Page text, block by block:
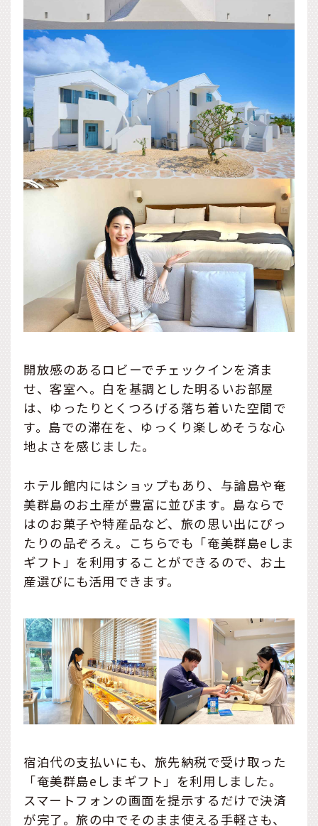
開放感のあるロビーでチェックインを済ま
せ、客室へ。白を基調とした明るいお部屋
は、ゆったりとくつろげる落ち着いた空間で
す。島での滞在を、ゆっくり楽しめそうな心
地よさを感じました。
ホテル館内にはショップもあり、与論島や奄
美群島のお土産が豊富に並びます。島ならで
はのお菓子や特産品など、旅の思い出にぴっ
たりの品ぞろえ。こちらでも「奄美群島eしま
ギフト」を利用することができるので、お土
産選びにも活用できます。
宿泊代の支払いにも、旅先納税で受け取った
「奄美群島eしまギフト」を利用しました。
スマートフォンの画面を提示するだけで決済
が完了。旅の中でそのまま使える手軽さも、